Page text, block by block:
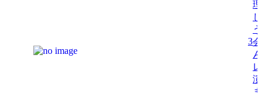
理
し
う
3会
ん
レ
演